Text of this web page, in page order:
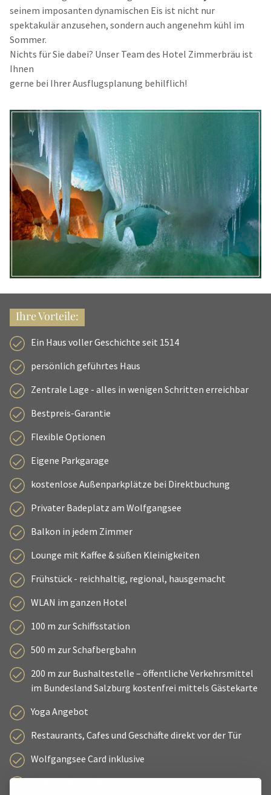
seinem imposanten dynamischen Eis ist nicht nur
spektakulär anzusehen, sondern auch angenehm kühl im
Sommer.
Nichts für Sie dabei? Unser Team des Hotel Zimmerbräu ist
Ihnen
gerne bei Ihrer Ausflugsplanung behilflich!
Ihre Vorteile:
Ein Haus voller Geschichte seit 1514
persönlich geführtes Haus
Zentrale Lage - alles in wenigen Schritten erreichbar
Bestpreis-Garantie
Flexible Optionen
Eigene Parkgarage
kostenlose Außenparkplätze bei Direktbuchung
Privater Badeplatz am Wolfgangsee
Balkon in jedem Zimmer
Lounge mit Kaffee & süßen Kleinigkeiten
Frühstück - reichhaltig, regional, hausgemacht
WLAN im ganzen Hotel
100 m zur Schiffsstation
500 m zur Schafbergbahn
200 m zur Bushaltestelle – öffentliche Verkehrsmittel
im Bundesland Salzburg kostenfrei mittels Gästekarte
Yoga Angebot
Restaurants, Cafes und Geschäfte direkt vor der Tür
Wolfgangsee Card inklusive
Radverleih vor Ort